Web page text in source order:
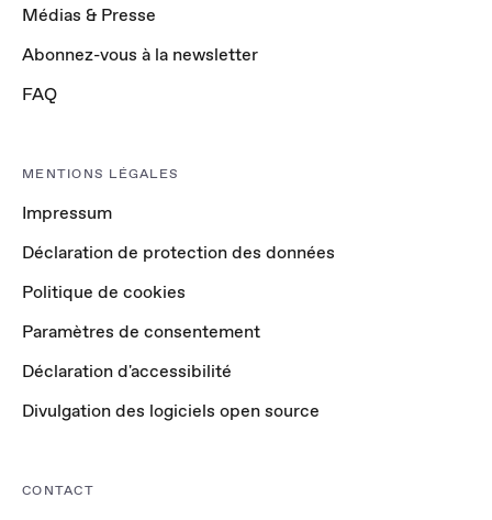
Médias & Presse
Abonnez-vous à la newsletter
FAQ
MENTIONS LÉGALES
Impressum
Déclaration de protection des données
Politique de cookies
Paramètres de consentement
Déclaration d'accessibilité
Divulgation des logiciels open source
CONTACT